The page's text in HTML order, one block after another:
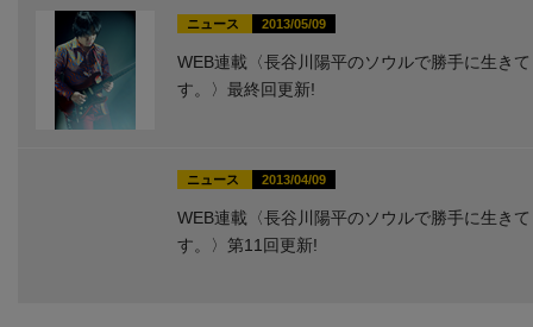
ニュース 2013/05/09
WEB連載〈長谷川陽平のソウルで勝手に生き
す。〉最終回更新!
ニュース 2013/04/09
WEB連載〈長谷川陽平のソウルで勝手に生き
す。〉第11回更新!